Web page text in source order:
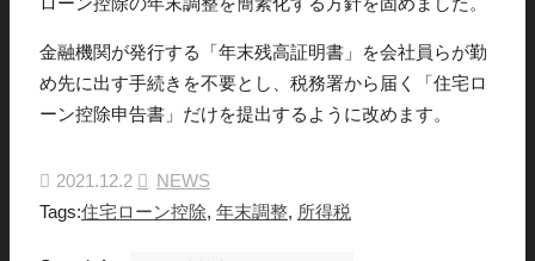
金融機関が発行する「年末残高証明書」を会社員らが勤
め先に出す手続きを不要とし、税務署から届く「住宅ロ
ーン控除申告書」だけを提出するように改めます。
2021.12.2
NEWS
Tags:住宅ローン控除, 年末調整, 所得税